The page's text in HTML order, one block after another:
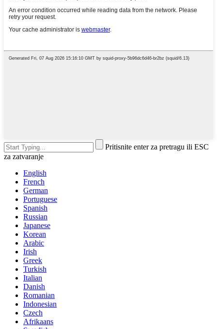
Pritisnite enter za pretragu ili ESC
za zatvaranje
English
French
German
Portuguese
Spanish
Russian
Japanese
Korean
Arabic
Irish
Greek
Turkish
Italian
Danish
Romanian
Indonesian
Czech
Afrikaans